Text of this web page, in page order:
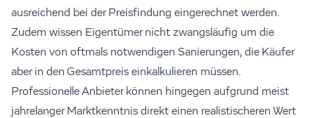
ausreichend bei der Preisfindung eingerechnet werden.
Zudem wissen Eigentümer nicht zwangsläufig um die
Kosten von oftmals notwendigen Sanierungen, die Käufer
aber in den Gesamtpreis einkalkulieren müssen.
Professionelle Anbieter können hingegen aufgrund meist
jahrelanger Marktkenntnis direkt einen realistischeren Wert